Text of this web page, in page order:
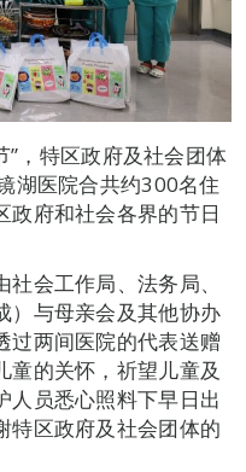
”，特区政府及社会团体
湖医院合共约300名住
政府和社会各界的节日
会工作局、法务局、
）与母亲会及其他协办
过两间医院的代表送赠
童的关怀，祈望儿童及
人员悉心照料下早日出
特区政府及社会团体的